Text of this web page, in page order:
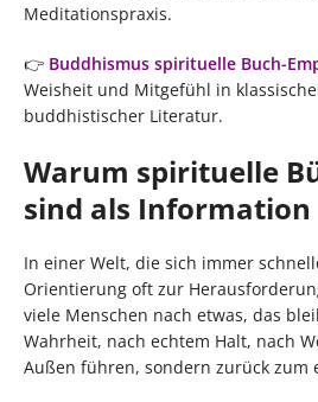
Meditationspraxis.
👉 Buddhismus spirituelle Buch-
Weisheit und Mitgefühl in
buddhistischer Literatur.
Warum spirituelle
sind als Information
In einer Welt, die sich immer
Orientierung oft zur
viele Menschen nach etwas, das
Wahrheit, nach echtem Halt, nach
Außen führen, sondern zurück zum